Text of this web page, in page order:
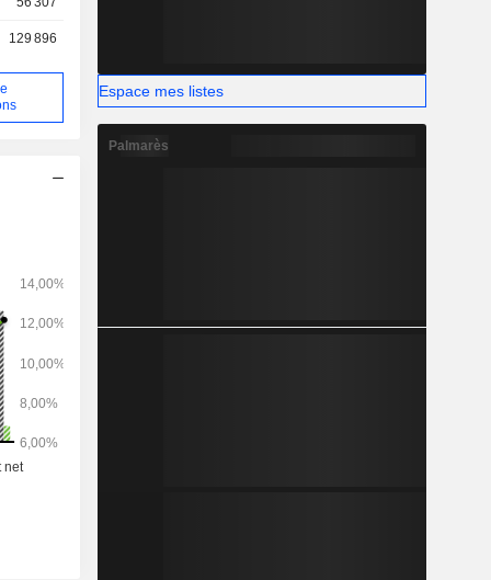
129 896
Espace mes listes
Palmarès